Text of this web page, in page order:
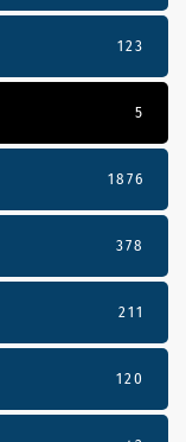
123
5
1876
378
211
120